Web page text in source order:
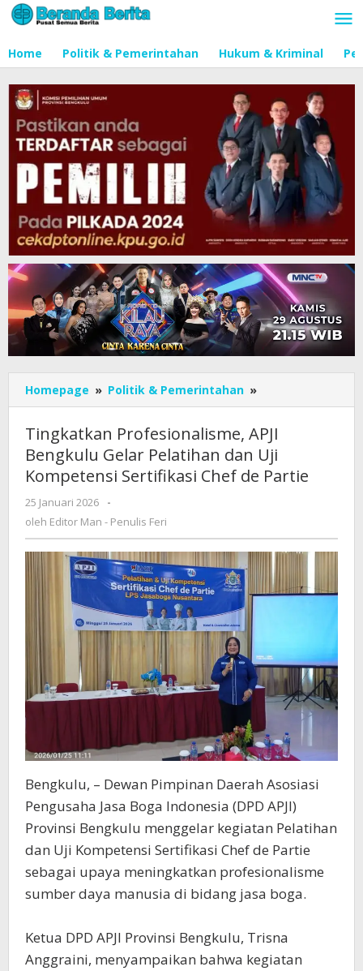
Lewati
ke
Home Politik & Pemerintahan Hukum & Kriminal
Homepage » Politik & Pemerintahan »
Profesionalisme,
Bengkulu
Gelar
Pelatihan
Sertifikasi
Chef
de
Partie
‎Tingkatkan Profesionalisme, APJI
Bengkulu Gelar Pelatihan dan Uji
Kompetensi Sertifikasi Chef de Partie
25 Januari 2026
oleh
Editor
Penulis
Feri
-
oleh Editor Man - Penulis Feri
‎Bengkulu, – Dewan Pimpinan Daerah Asosiasi
Pengusaha Jasa Boga Indonesia (DPD APJI)
Provinsi Bengkulu menggelar kegiatan Pelatihan
dan Uji Kompetensi Sertifikasi Chef de Partie
sebagai upaya meningkatkan profesionalisme
sumber daya manusia di bidang jasa boga.
‎Ketua DPD APJI Provinsi Bengkulu, Trisna
Anggraini, menyampaikan bahwa kegiatan